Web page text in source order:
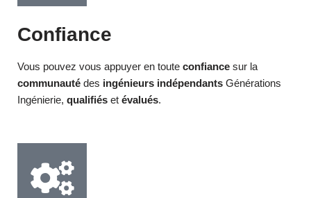
Confiance
Vous pouvez vous appuyer en toute confiance sur la
communauté des ingénieurs indépendants Générations
Ingénierie, qualifiés et évalués.